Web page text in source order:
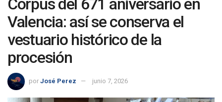
Corpus del 671 aniversario en
Valencia: así se conserva el
vestuario histórico de la
procesión
por José Perez junio 7, 2026